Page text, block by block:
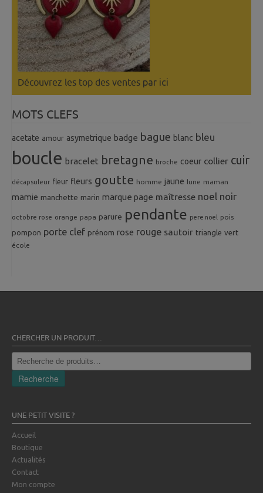
Découvrez les top des ventes par ici
MOTS CLEFS
acetate amour asymetrique badge bague blanc bleu
boucle bracelet bretagne broche coeur collier cuir
décapsuleur fleur fleurs goutte homme jaune lune maman
mamie manchette marin marque page maîtresse noel noir
octobre rose orange papa parure pendante pere noel pois
pompon porte clef prénom rose rouge sautoir triangle vert
école
CHERCHER UN PRODUIT…
Recherche
pour :
Recherche
UNE PETIT VISITE ?
Accueil
Boutique
Actualités
Contact
Mon compte